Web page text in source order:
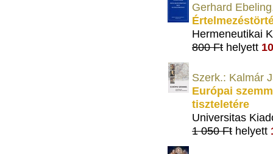
Gerhard
Hermeneutikai
800 Ft helyett
Szerk.: Kalmár
Európai
tiszteletére
Universitas
1 050 Ft helyett